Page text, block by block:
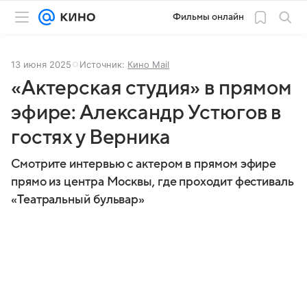
Фильмы онлайн
13 июня 2025 Источник: Кино Mail
«Актерская студия» в прямом
эфире: Александр Устюгов в
гостях у Верника
Смотрите интервью с актером в прямом эфире
прямо из центра Москвы, где проходит фестиваль
«Театральный бульвар»